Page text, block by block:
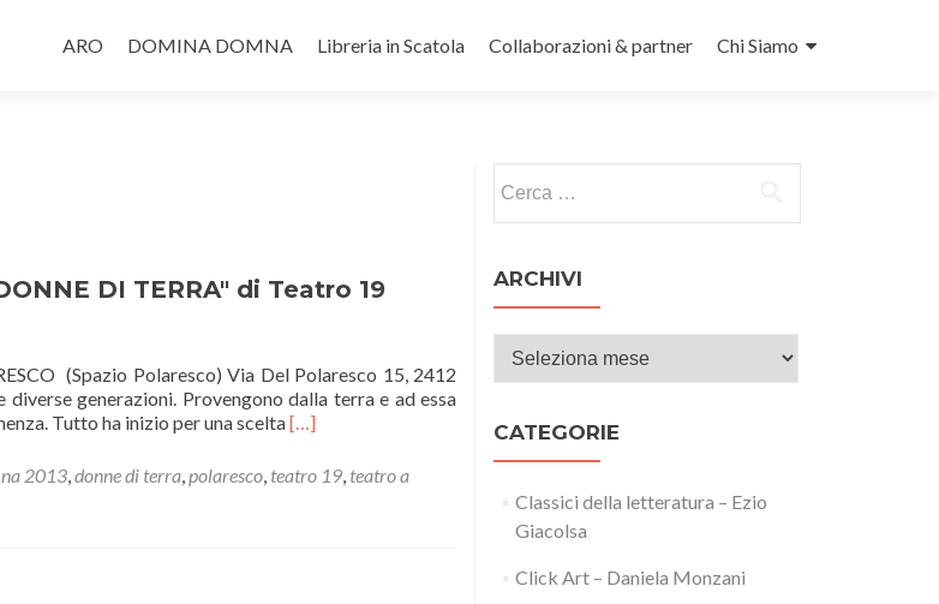
ARO
DOMINA DOMNA Libreria in Scatola Collaborazioni & partner Chi Siamo
DI TERRA" di Teatro 19
(Spazio Polaresco) Via Del Polaresco 15, 2412
generazioni. Provengono dalla terra e ad essa
Tutto ha inizio per una sceltaLeggi
piùDomina
Domna
[…]
2013,donne di terra,polaresco, teatro 19, teatro a
ARCHIVI
Archivi
CATEGORIE
Classici della letteratura – Ezio
Giacolsa
Click Art – Daniela Monzani